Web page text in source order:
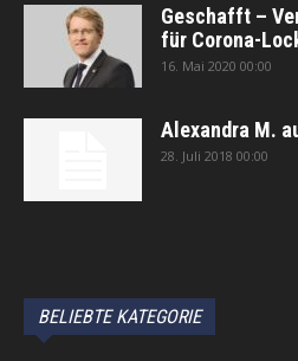
Geschafft –
für Corona-
16. Mai 2020 00:00
Alexandra M.
28. Juli 2018 00:00
BELIEBTE KATEGORIE